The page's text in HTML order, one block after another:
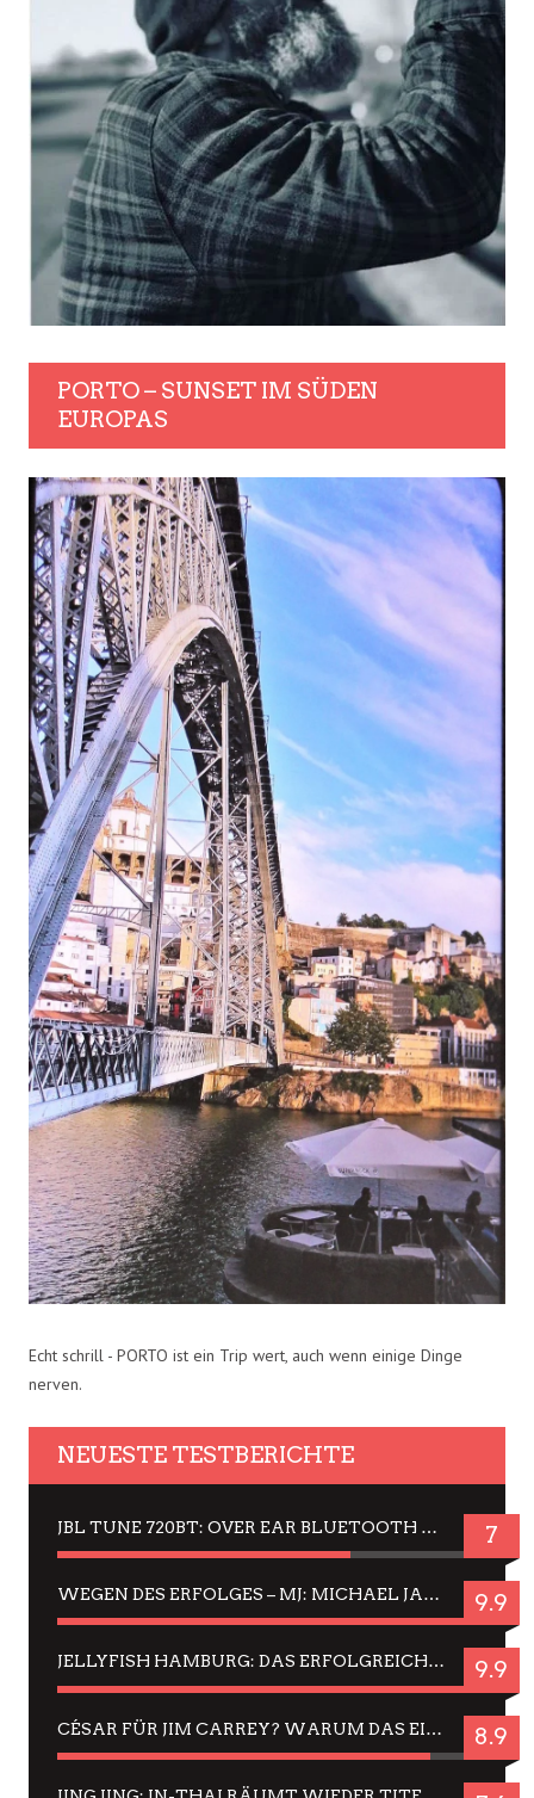
PORTO – SUNSET IM SÜDEN
EUROPAS
Echt schrill - PORTO ist ein Trip wert, auch wenn einige Dinge
nerven.
NEUESTE TESTBERICHTE
JBL TUNE 720BT: OVER EAR BLUETOOTH KOPFHÖRER UM DIE 50,-€ IM DAUER-TEST 7
WEGEN DES ERFOLGES – MJ: MICHAEL JACKSON MUSICAL IN EINER MATINEE SEHEN 9.9
JELLYFISH HAMBURG: DAS ERFOLGREICHE SOMMER-MENÜ 2025 IN GEFÜHLEN UND BILDERN 9.9
CÉSAR FÜR JIM CARREY? WARUM DAS EINER DER NERVIGSTEN ACTORS IST UND BLEIBT 8.9